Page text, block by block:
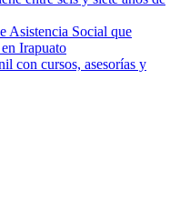
Asistencia Social que
Irapuato
con cursos, asesorías y